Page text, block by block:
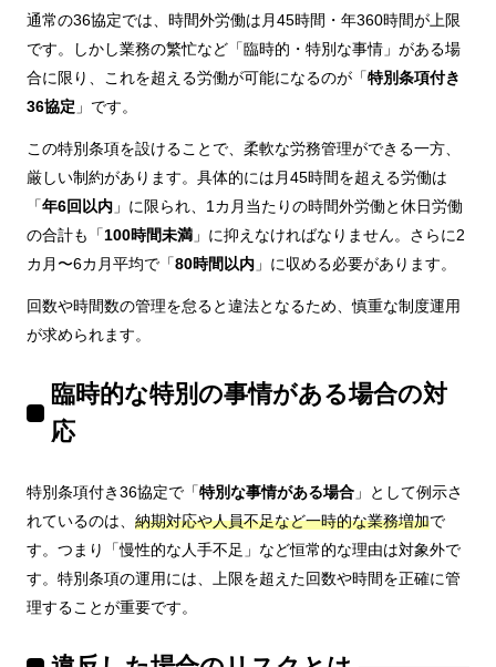
通常の36協定では、時間外労働は月45時間・年360時間が上限
です。しかし業務の繁忙など「臨時的・特別な事情」がある場
合に限り、これを超える労働が可能になるのが「特別条項付き
36協定 」です。
この特別条項を設けることで、柔軟な労務管理ができる一方、
厳しい制約があります。具体的には月45時間を超える労働は
「年6回以内 」に限られ、1カ月当たりの時間外労働と休日労働
の合計も「100時間未満 」に抑えなければなりません。さらに2
カ月〜6カ月平均で「80時間以内 」に収める必要があります。
回数や時間数の管理を怠ると違法となるため、慎重な制度運用
が求められます。
臨時的な特別の事情がある場合の対
応
特別条項付き36協定で「特別な事情がある場合 」として例示さ
れているのは、 納期対応や人員不足など一時的な業務増加で
す。つまり「慢性的な人手不足」など恒常的な理由は対象外で
す。特別条項の運用には、上限を超えた回数や時間を正確に管
理することが重要です。